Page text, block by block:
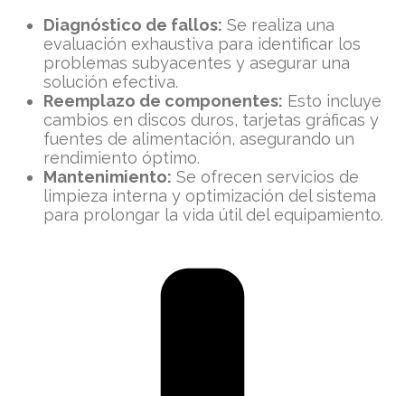
Diagnóstico de fallos: Se realiza una
evaluación exhaustiva para identificar los
problemas subyacentes y asegurar una
solución efectiva.
Reemplazo de componentes: Esto incluye
cambios en discos duros, tarjetas gráficas y
fuentes de alimentación, asegurando un
rendimiento óptimo.
Mantenimiento: Se ofrecen servicios de
limpieza interna y optimización del sistema
para prolongar la vida útil del equipamiento.